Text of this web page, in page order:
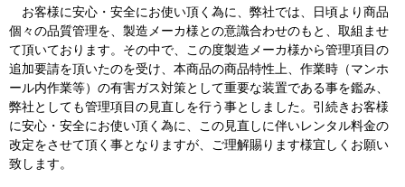
お客様に安心・安全にお使い頂く為に、弊社では、日頃より商品
個々の品質管理を、製造メーカ様との意識合わせのもと、取組ませ
て頂いております。その中で、この度製造メーカ様から管理項目の
追加要請を頂いたのを受け、本商品の商品特性上、作業時（マンホ
ール内作業等）の有害ガス対策として重要な装置である事を鑑み、
弊社としても管理項目の見直しを行う事としました。引続きお客様
に安心・安全にお使い頂く為に、この見直しに伴いレンタル料金の
改定をさせて頂く事となりますが、ご理解賜ります様宜しくお願い
致します。